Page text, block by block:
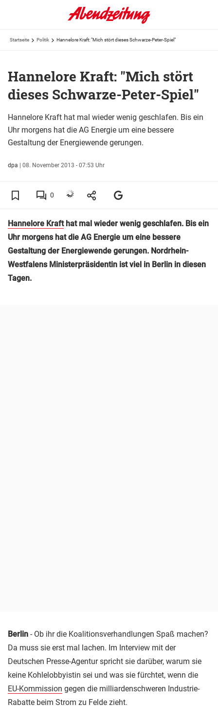
Startseite Politik Hannelore Kraft: "Mich stört dieses Schwarze-Peter-Spiel"
Hannelore Kraft: "Mich stört
dieses Schwarze-Peter-Spiel"
Hannelore Kraft hat mal wieder wenig geschlafen. Bis ein
Uhr morgens hat die AG Energie um eine bessere
Gestaltung der Energiewende gerungen.
dpa | 08. November 2013 - 07:53 Uhr
0
Hannelore Krafthat mal wieder wenig geschlafen. Bis ein
Uhr morgens hat die AG Energie um eine bessere
Gestaltung der Energiewende gerungen. Nordrhein-
Westfalens Ministerpräsidentin ist viel in Berlin in diesen
Tagen.
Berlin - Ob ihr die Koalitionsverhandlungen Spaß machen?
Da muss sie erst mal lachen. Im Interview mit der
Deutschen Presse-Agentur spricht sie darüber, warum sie
keine Kohlelobbyistin sei und was sie fürchtet, wenn die
EU-Kommission gegen die milliardenschweren Industrie-
Rabatte beim Strom zu Felde zieht.